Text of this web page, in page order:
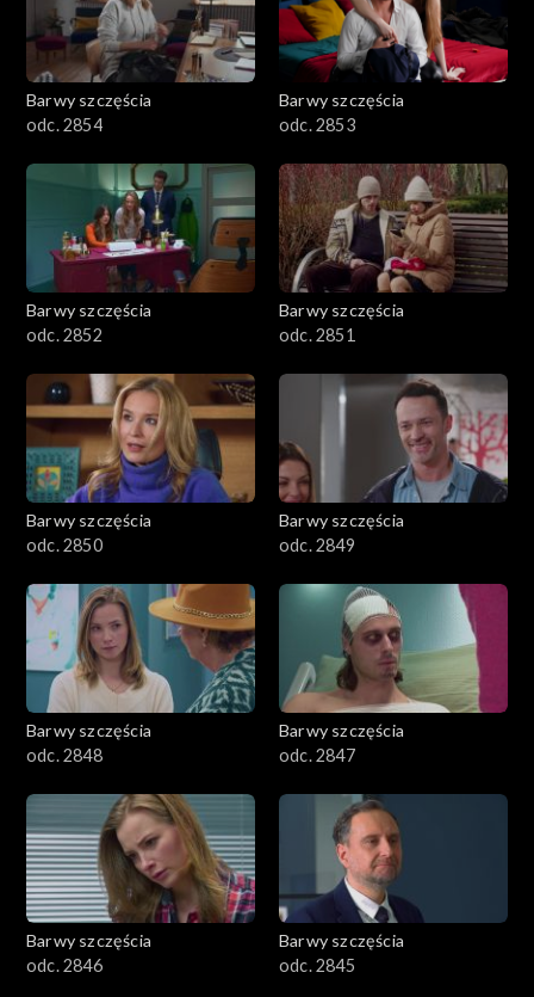
Barwy szczęścia
odc. 2854
Barwy szczęścia
odc. 2853
Barwy szczęścia
odc. 2852
Barwy szczęścia
odc. 2851
Barwy szczęścia
odc. 2850
Barwy szczęścia
odc. 2849
Barwy szczęścia
odc. 2848
Barwy szczęścia
odc. 2847
Barwy szczęścia
odc. 2846
Barwy szczęścia
odc. 2845